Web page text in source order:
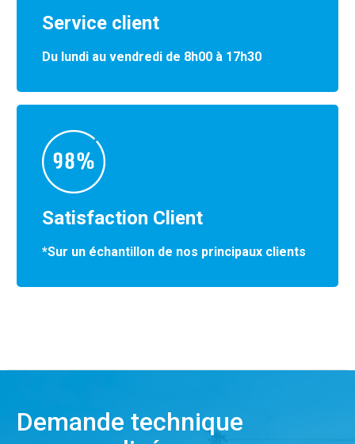
Service client
Du lundi au vendredi de 8h00 à 17h30
Satisfaction Client
*Sur un échantillon de nos principaux clients
Demande technique